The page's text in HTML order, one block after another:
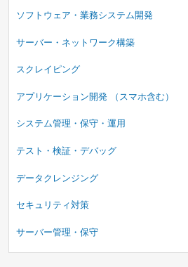
ソフトウェア・業務システム開発
サーバー・ネットワーク構築
スクレイピング
アプリケーション開発 （スマホ含む）
システム管理・保守・運用
テスト・検証・デバッグ
データクレンジング
セキュリティ対策
サーバー管理・保守